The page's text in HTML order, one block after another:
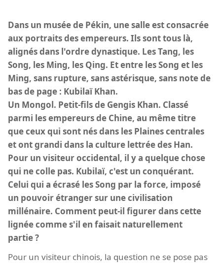
Dans un musée de Pékin, une salle est consacrée
aux portraits des empereurs. Ils sont tous là,
alignés dans l'ordre dynastique. Les Tang, les
Song, les Ming, les Qing. Et entre les Song et les
Ming, sans rupture, sans astérisque, sans note de
bas de page : Kubilaï Khan.
Un Mongol. Petit-fils de Gengis Khan. Classé
parmi les empereurs de Chine, au même titre
que ceux qui sont nés dans les Plaines centrales
et ont grandi dans la culture lettrée des Han.
Pour un visiteur occidental, il y a quelque chose
qui ne colle pas. Kubilaï, c'est un conquérant.
Celui qui a écrasé les Song par la force, imposé
un pouvoir étranger sur une civilisation
millénaire. Comment peut-il figurer dans cette
lignée comme s'il en faisait naturellement
partie ?
Pour un visiteur chinois, la question ne se pose pas